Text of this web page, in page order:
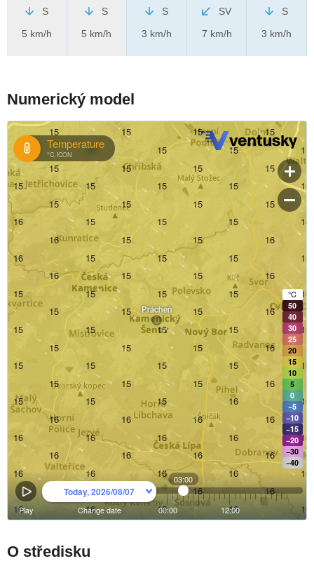
S
5 km/h
S
5 km/h
S
3 km/h
SV
7 km/h
S
3 km/h
Numerický model
O středisku